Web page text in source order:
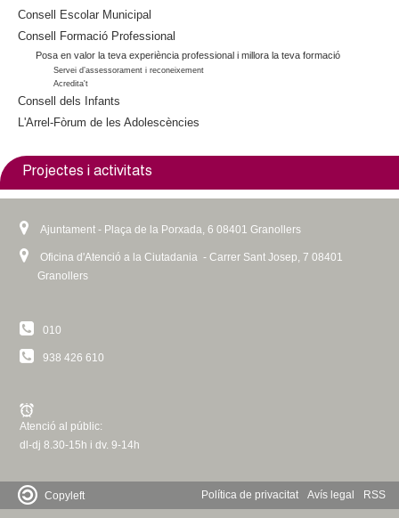
n
)
t
e
r
n
a
l
Consell Escolar Municipal
Consell Formació Professional
Posa en valor la teva experiència professional i millora la teva formació
Servei d’assessorament i reconeixement
Acredita't
Consell dels Infants
L'Arrel-Fòrum de les Adolescències
Projectes i activitats
Ajuntament - Plaça de la Porxada, 6 08401 Granollers
Oficina d'Atenció a la Ciutadania - Carrer Sant Josep, 7 08401
Granollers
010
938 426 610
Atenció al públic:
dl-dj 8.30-15h i dv. 9-14h
Política de privacitat Avís legal RSS
Copyleft